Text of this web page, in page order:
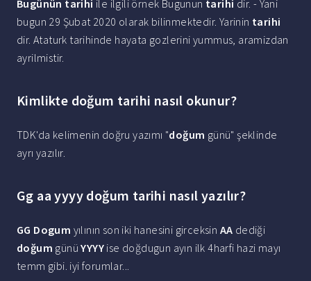
Bugünün tarihi ile ilgili örnek Bugunun tarihi dir. - Yani
bugun 29 Şubat 2020 olarak bilinmektedir. Yarinin tarihi
dir. Ataturk tarihinde hayata gozlerini yummus, aramizdan
ayrilmistir.
Kimlikte doğum tarihi nasıl okunur?
TDK'da kelimenin doğru yazımı "doğum günü" şeklinde
ayrı yazılır.
Gg aa yyyy doğum tarihi nasıl yazılır?
GG Dogum yılının son iki hanesini girceksin AA dediği
doğum günüYYYY ise doğdugun ayın ilk 4harfi hazi mayı
temm gibi. iyi forumlar...